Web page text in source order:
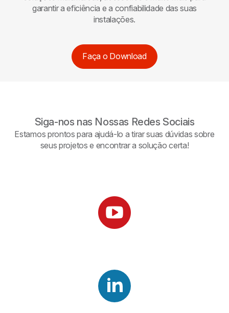
garantir a eficiência e a confiabilidade das suas
instalações.
Faça o Download
Siga-nos nas Nossas Redes Sociais
Estamos prontos para ajudá-lo a tirar suas dúvidas sobre
seus projetos e encontrar a solução certa!